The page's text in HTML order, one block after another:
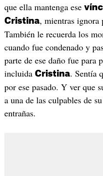
que ella mantenga ese
Cristina, mientras ignora
También le recuerda los
cuando fue condenado y
parte de ese daño fue para
incluida Cristina. Sentía
por ese pasado. Y ver que
a una de las culpables de
entrañas.